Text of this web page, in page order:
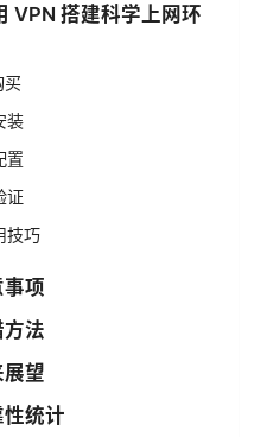
VPN 搭建科学上网环
买
装
置
证
技巧
项
法
望
统计